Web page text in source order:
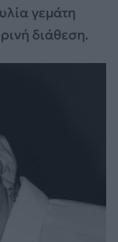
γεμάτη
διάθεση.